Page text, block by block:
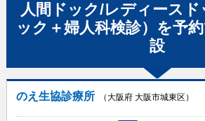
人間ドック/レディースド
ック＋婦人科検診） を予
設
のえ生協診療所
（大阪府 大阪市城東区）